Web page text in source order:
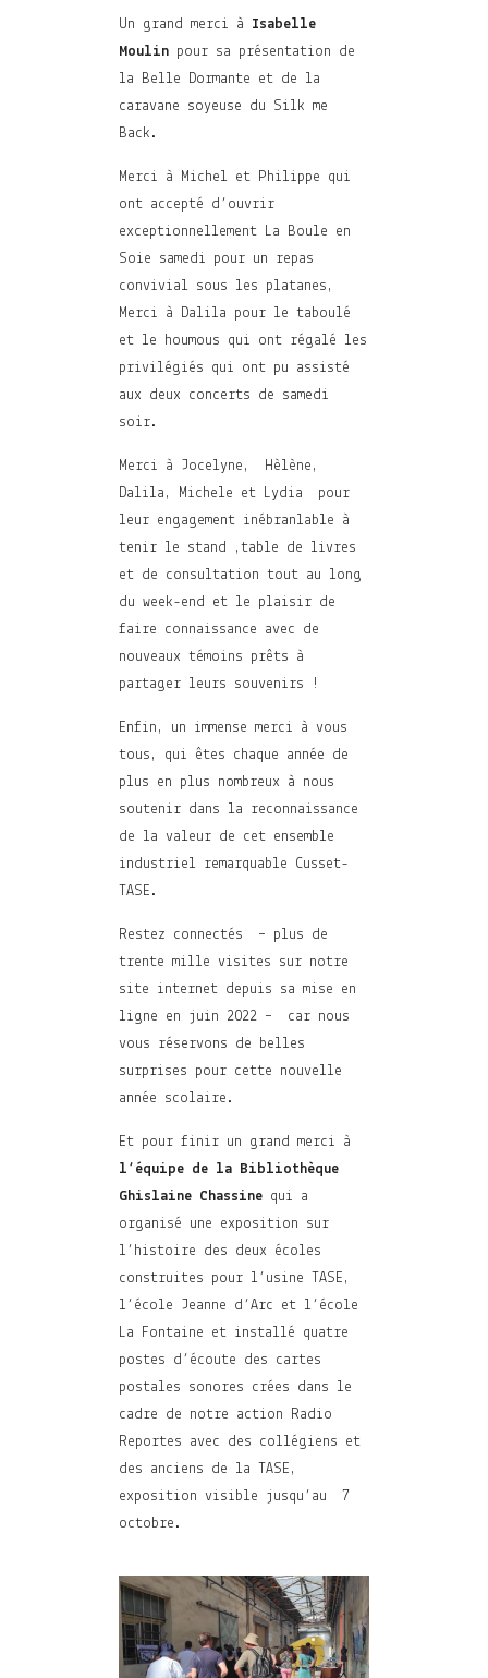
Un grand merci à Isabelle
Moulin pour sa présentation de
la Belle Dormante et de la
caravane soyeuse du Silk me
Back.
Merci à Michel et Philippe qui
ont accepté d’ouvrir
exceptionnellement La Boule en
Soie samedi pour un repas
convivial sous les platanes,
Merci à Dalila pour le taboulé
et le houmous qui ont régalé les
privilégiés qui ont pu assisté
aux deux concerts de samedi
soir.
Merci à Jocelyne, Hèlène,
Dalila, Michele et Lydia pour
leur engagement inébranlable à
tenir le stand ,table de livres
et de consultation tout au long
du week-end et le plaisir de
faire connaissance avec de
nouveaux témoins prêts à
partager leurs souvenirs !
Enfin, un immense merci à vous
tous, qui êtes chaque année de
plus en plus nombreux à nous
soutenir dans la reconnaissance
de la valeur de cet ensemble
industriel remarquable Cusset-
TASE.
Restez connectés – plus de
trente mille visites sur notre
site internet depuis sa mise en
ligne en juin 2022 – car nous
vous réservons de belles
surprises pour cette nouvelle
année scolaire.
Et pour finir un grand merci à
l’équipe de la Bibliothèque
Ghislaine Chassine qui a
organisé une exposition sur
l’histoire des deux écoles
construites pour l’usine TASE,
l’école Jeanne d’Arc et l’école
La Fontaine et installé quatre
postes d’écoute des cartes
postales sonores crées dans le
cadre de notre action Radio
Reportes avec des collégiens et
des anciens de la TASE,
exposition visible jusqu’au 7
octobre.